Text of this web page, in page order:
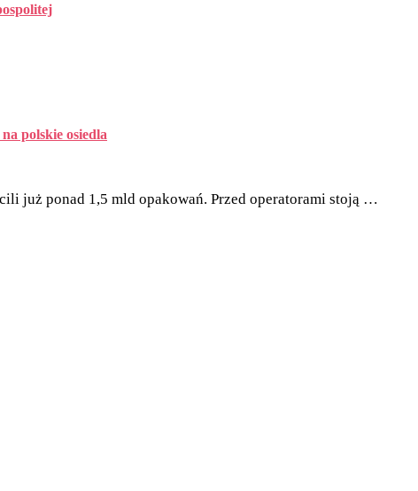
polskie osiedla
już ponad 1,5 mld opakowań. Przed operatorami stoją …